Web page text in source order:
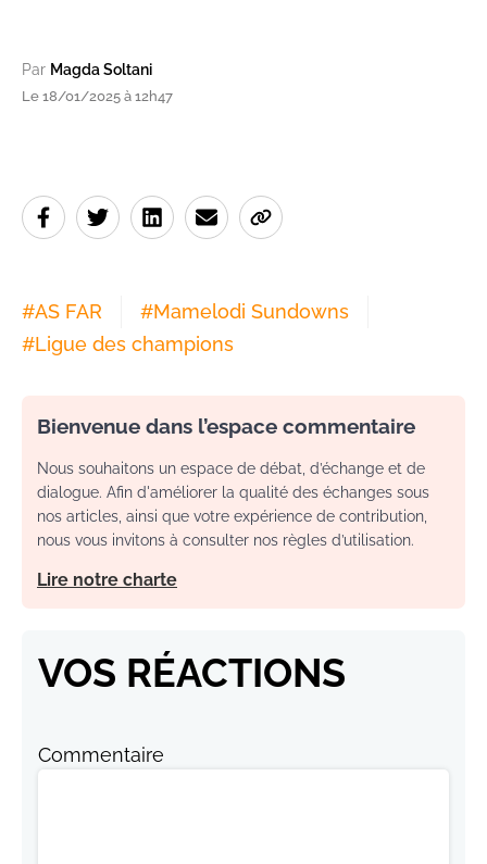
Par Magda Soltani
Le 18/01/2025 à 12h47
#AS FAR #Mamelodi Sundowns
#Ligue des champions
Bienvenue dans l’espace commentaire
Nous souhaitons un espace de débat, d’échange et de
dialogue. Afin d'améliorer la qualité des échanges sous
nos articles, ainsi que votre expérience de contribution,
nous vous invitons à consulter nos règles d’utilisation.
Lire notre charte
VOS RÉACTIONS
Commentaire